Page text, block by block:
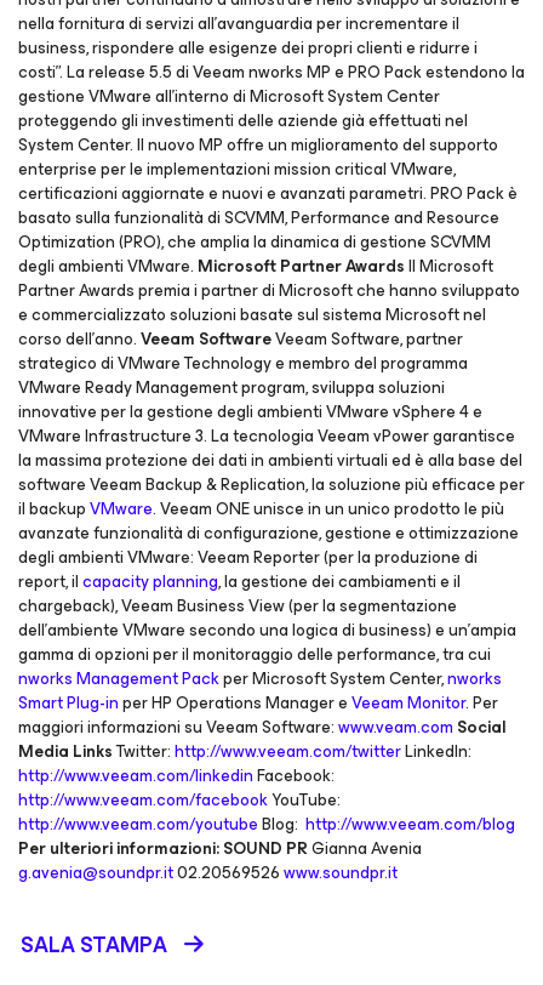
nella fornitura di servizi all’avanguardia per incrementare il
business, rispondere alle esigenze dei propri clienti e ridurre i
costi”. La release 5.5 di Veeam nworks MP e PRO Pack estendono la
gestione VMware all’interno di Microsoft System Center
proteggendo gli investimenti delle aziende già effettuati nel
System Center. Il nuovo MP offre un miglioramento del supporto
enterprise per le implementazioni mission critical VMware,
certificazioni aggiornate e nuovi e avanzati parametri. PRO Pack è
basato sulla funzionalità di SCVMM, Performance and Resource
Optimization (PRO), che amplia la dinamica di gestione SCVMM
degli ambienti VMware. Microsoft Partner AwardsIl Microsoft
Partner Awards premia i partner di Microsoft che hanno sviluppato
e commercializzato soluzioni basate sul sistema Microsoft nel
corso dell’anno.Veeam SoftwareVeeam Software, partner
strategico di VMware Technology e membro del programma
VMware Ready Management program, sviluppa soluzioni
innovative per la gestione degli ambienti VMware vSphere 4 e
VMware Infrastructure 3. La tecnologia Veeam vPower garantisce
la massima protezione dei dati in ambienti virtuali ed è alla base del
software Veeam Backup & Replication, la soluzione più efficace per
il backupVMware. Veeam ONE unisce in un unico prodotto le più
avanzate funzionalità di configurazione, gestione e ottimizzazione
degli ambienti VMware: Veeam Reporter (per la produzione di
report, ilcapacity planning, la gestione dei cambiamenti e il
chargeback), Veeam Business View (per la segmentazione
dell'ambiente VMware secondo una logica di business) e un’ampia
gamma di opzioni per il monitoraggio delle performance, tra cui
nworks Management Packper Microsoft System Center,nworks
Smart Plug-inper HP Operations Manager eVeeam Monitor. Per
maggiori informazioni su Veeam Software:www.veam.com Social
Media LinksTwitter:http://www.veeam.com/twitterLinkedIn:
http://www.veeam.com/linkedinFacebook:
http://www.veeam.com/facebookYouTube:
http://www.veeam.com/youtubeBlog: http://www.veeam.com/blog
Per ulteriori informazioni:SOUND PRGianna Avenia
g.avenia@soundpr.it02.20569526www.soundpr.it
SALA STAMPA